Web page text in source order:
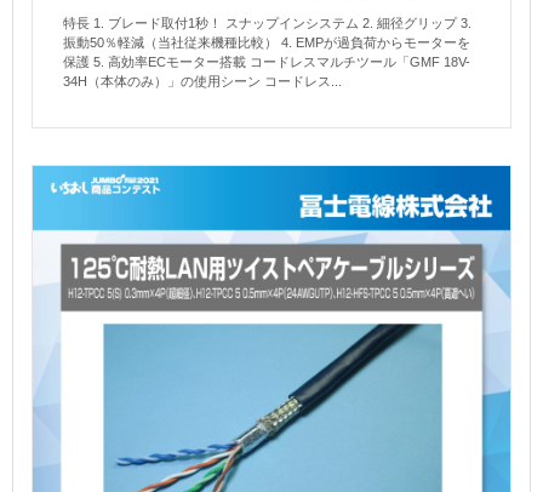
特長 1. ブレード取付1秒！ スナップインシステム 2. 細径グリップ 3.
振動50％軽減（当社従来機種比較） 4. EMPが過負荷からモーターを
保護 5. 高効率ECモーター搭載 コードレスマルチツール「GMF 18V-
34H（本体のみ）」の使用シーン コードレス...